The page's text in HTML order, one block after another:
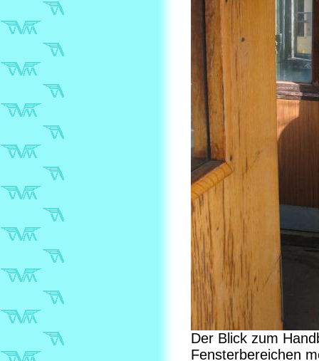
Der Blick zum
Fensterbereichen